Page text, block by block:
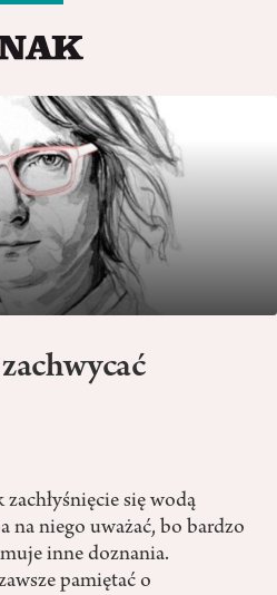
zachwycać
się wodą
na niego uważać, bo bardzo
inne doznania.
pamiętać o